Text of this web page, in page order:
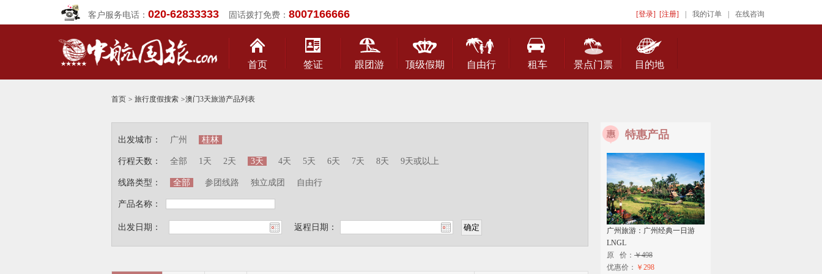
客户服务电话：020-62833333 固话拨打免费：8007166666 [登录] [注册] 我的订单 在线咨询
首页 签证 跟团游 顶级假期 自由行 租车 景点门票 目的地
首页 > 旅行度假搜索 >澳门3天旅游产品列表
出发城市：
行程天数：
线路类型：
产品名称：
广州 桂林
全部 1天 2天 3天 4天 5天 6天 7天 8天 9天或以上
全部 参团线路 独立成团 自由行
出发日期： 返程日期：
特惠产品
广州旅游：广州经典一日游
LNGL
原 价： ￥498
优惠价： ￥298